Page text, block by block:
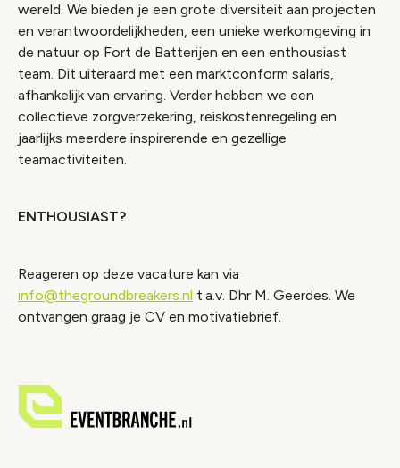
wereld. We bieden je een grote diversiteit aan projecten
en verantwoordelijkheden, een unieke werkomgeving in
de natuur op Fort de Batterijen en een enthousiast
team. Dit uiteraard met een marktconform salaris,
afhankelijk van ervaring. Verder hebben we een
collectieve zorgverzekering, reiskostenregeling en
jaarlijks meerdere inspirerende en gezellige
teamactiviteiten.
ENTHOUSIAST?
Reageren op deze vacature kan via
info@thegroundbreakers.nl t.a.v. Dhr M. Geerdes. We
ontvangen graag je CV en motivatiebrief.